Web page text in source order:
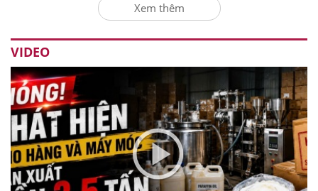
Xem thêm
VIDEO